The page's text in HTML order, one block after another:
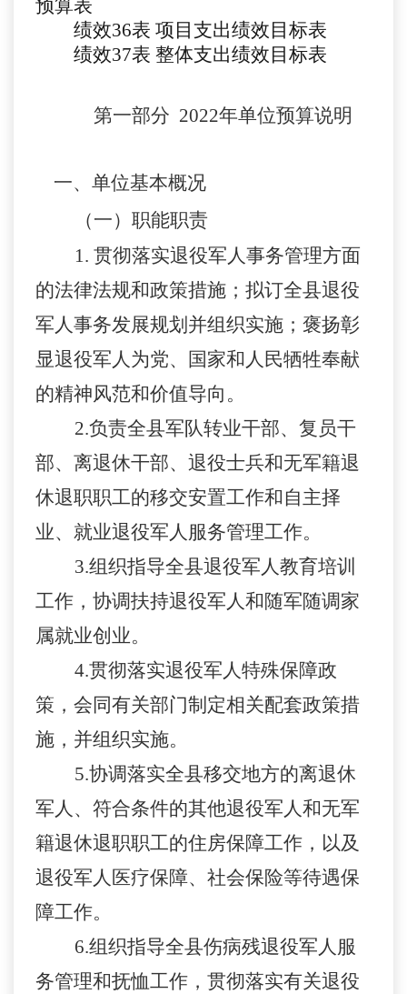
预算表
绩效36表 项目支出绩效目标表
绩效37表 整体支出绩效目标表
第一部分 2022年单位预算说明
一、单位基本概况
（一）职能职责
1. 贯彻落实退役军人事务管理方面
的法律法规和政策措施；拟订全县退役
军人事务发展规划并组织实施；褒扬彰
显退役军人为党、国家和人民牺牲奉献
的精神风范和价值导向。
2.负责全县军队转业干部、复员干
部、离退休干部、退役士兵和无军籍退
休退职职工的移交安置工作和自主择
业、就业退役军人服务管理工作。
3.组织指导全县退役军人教育培训
工作，协调扶持退役军人和随军随调家
属就业创业。
4.贯彻落实退役军人特殊保障政
策，会同有关部门制定相关配套政策措
施，并组织实施。
5.协调落实全县移交地方的离退休
军人、符合条件的其他退役军人和无军
籍退休退职职工的住房保障工作，以及
退役军人医疗保障、社会保险等待遇保
障工作。
6.组织指导全县伤病残退役军人服
务管理和抚恤工作，贯彻落实有关退役